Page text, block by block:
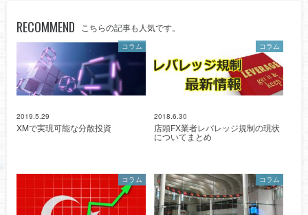
RECOMMEND こちらの記事も人気です。
コラム
2019.5.29
XMで実現可能な分散投資
コラム
2018.6.30
店頭FX業者レバレッジ規制の現状
についてまとめ
コラム コラム